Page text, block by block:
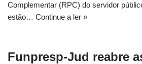
Complementar (RPC) do servidor
estão… Continue a ler »
Funpresp-Jud reabre